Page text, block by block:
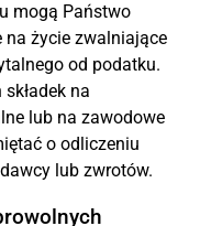
mogą Państwo
na życie zwalniające
od podatku.
na
lub na zawodowe
o odliczeniu
lub zwrotów.